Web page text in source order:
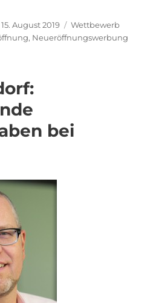
Veröffentlicht
am
15. August 2019 Kategorien
Wettbewerb
, Neueröffnungswerbung
bei